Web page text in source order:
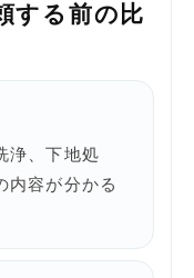
する前の比
浄、下地処
内容が分かる